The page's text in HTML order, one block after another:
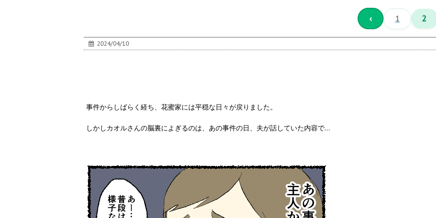
‹ 1 2
2024/04/10
事件からしばらく経ち、花蜜家には平穏な日々が戻りました。
しかしカオルさんの脳裏によぎるのは、あの事件の日、夫が話していた内容で…